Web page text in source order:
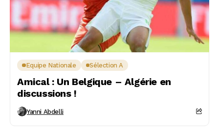
Equipe Nationale Sélection A
Amical : Un Belgique – Algérie en
discussions !
Yanni Abdelli